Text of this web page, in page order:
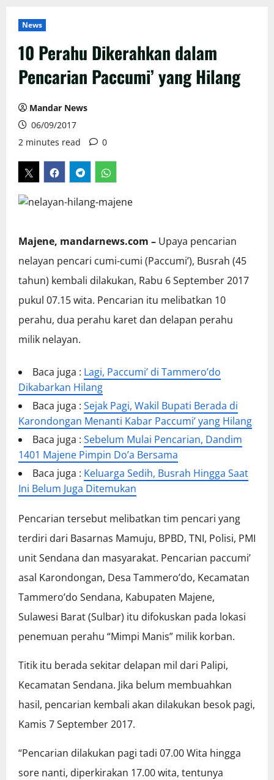
News
10 Perahu Dikerahkan dalam
Pencarian Paccumi’ yang Hilang
Mandar News
06/09/2017
2 minutes read
0
Majene, mandarnews.com – Upaya pencarian
nelayan pencari cumi-cumi (Paccumi’), Busrah (45
tahun) kembali dilakukan, Rabu 6 September 2017
pukul 07.15 wita. Pencarian itu melibatkan 10
perahu, dua perahu karet dan delapan perahu
milik nelayan.
Baca juga : Lagi, Paccumi’ di Tammero’do
Dikabarkan Hilang
Baca juga : Sejak Pagi, Wakil Bupati Berada di
Karondongan Menanti Kabar Paccumi’ yang Hilang
Baca juga : Sebelum Mulai Pencarian, Dandim
1401 Majene Pimpin Do’a Bersama
Baca juga : Keluarga Sedih, Busrah Hingga Saat
Ini Belum Juga Ditemukan
Pencarian tersebut melibatkan tim pencari yang
terdiri dari Basarnas Mamuju, BPBD, TNI, Polisi, PMI
unit Sendana dan masyarakat. Pencarian paccumi’
asal Karondongan, Desa Tammero’do, Kecamatan
Tammero’do Sendana, Kabupaten Majene,
Sulawesi Barat (Sulbar) itu difokuskan pada lokasi
penemuan perahu “Mimpi Manis” milik korban.
Titik itu berada sekitar delapan mil dari Palipi,
Kecamatan Sendana. Jika belum membuahkan
hasil, pencarian kembali akan dilakukan besok pagi,
Kamis 7 September 2017.
“Pencarian dilakukan pagi tadi 07.00 Wita hingga
sore nanti, diperkirakan 17.00 wita, tentunya